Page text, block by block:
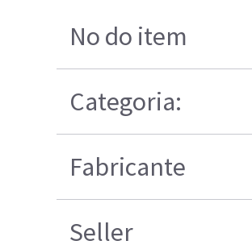
No do item
Categoria:
Fabricante
Seller